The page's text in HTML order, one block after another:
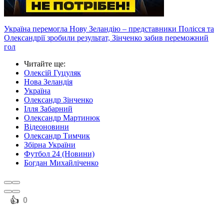
Україна перемогла Нову Зеландію – представники Полісся та
Олександрії зробили результат, Зінченко забив переможний
гол
Читайте ще:
Олексій Гуцуляк
Нова Зеландія
Україна
Олександр Зінченко
Ілля Забарний
Олександр Мартинюк
Відеоновини
Олександр Тимчик
Збірна України
Футбол 24 (Новини)
Богдан Михайліченко
️👍 0